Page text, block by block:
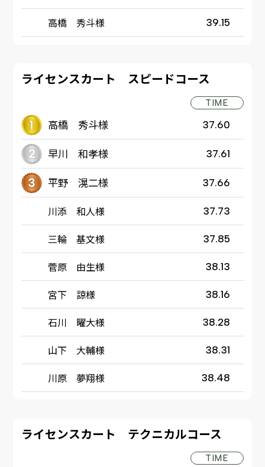
高橋 秀斗様 39.15
ライセンスカート スピードコース
TIME
高橋 秀斗様 37.60
早川 和孝様 37.61
平野 滉二様 37.66
川添 和人様 37.73
三輪 基文様 37.85
菅原 由生様 38.13
宮下 諒様 38.16
石川 曜大様 38.28
山下 大輔様 38.31
川原 夢翔様 38.48
ライセンスカート テクニカルコース
TIME